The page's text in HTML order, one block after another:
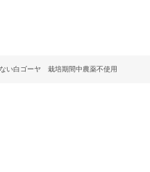
ない白ゴーヤ 栽培期間中農薬不使用